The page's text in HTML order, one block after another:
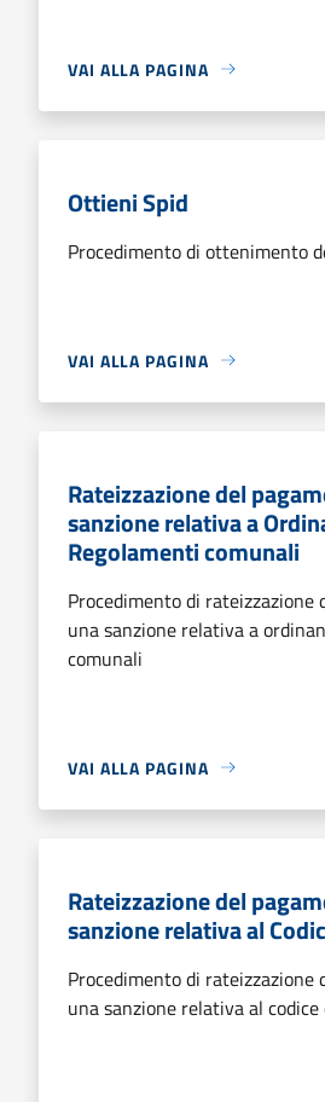
VAI ALLA PAGINA
Ottieni Spid
Procedimento di ottenimento
VAI ALLA PAGINA
Rateizzazione del
sanzione relativa a
Regolamenti comunali
Procedimento di rateizzazione
una sanzione relativa a
comunali
VAI ALLA PAGINA
Rateizzazione del
sanzione relativa al
Procedimento di rateizzazione
una sanzione relativa al